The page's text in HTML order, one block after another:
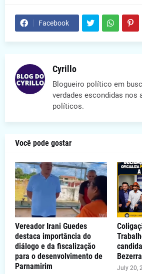
Facebook
Cyrillo
Blogueiro político em
verdades escondidas nos
políticos.
Você pode gostar
Vereador Irani Guedes
destaca importância do
diálogo e da fiscalização
para o desenvolvimento de
Parnamirim
July 20,